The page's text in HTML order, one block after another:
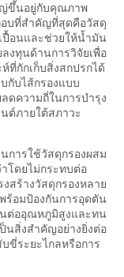
ญ่ขึ้นอยู่กับคุณภาพ
บที่สำคัญที่สุดคือวัสดุ
นและช่วยให้น้ำมัน
ทุนด้านการวิจัยเพื่อ
ที่กักเก็บสิ่งสกปรกได้
กับไส้กรองแบบ
ความถี่ในการบำรุง
ต์ภายใต้สภาวะ
รใช้วัสดุกรองผสม
โดยไม่กระทบต่อ
สร้างวัสดุกรองหลาย
มป้องกันการอุดตัน
ต่ออุณหภูมิสูงและทน
นสิ่งสำคัญอย่างยิ่งต่อ
ขี่ระยะไกลหรือการ